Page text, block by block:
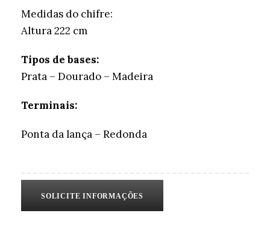
Medidas do chifre:
Altura 222 cm
Tipos de bases:
Prata – Dourado – Madeira
Terminais:
Ponta da lança – Redonda
SOLICITE INFORMAÇÕES